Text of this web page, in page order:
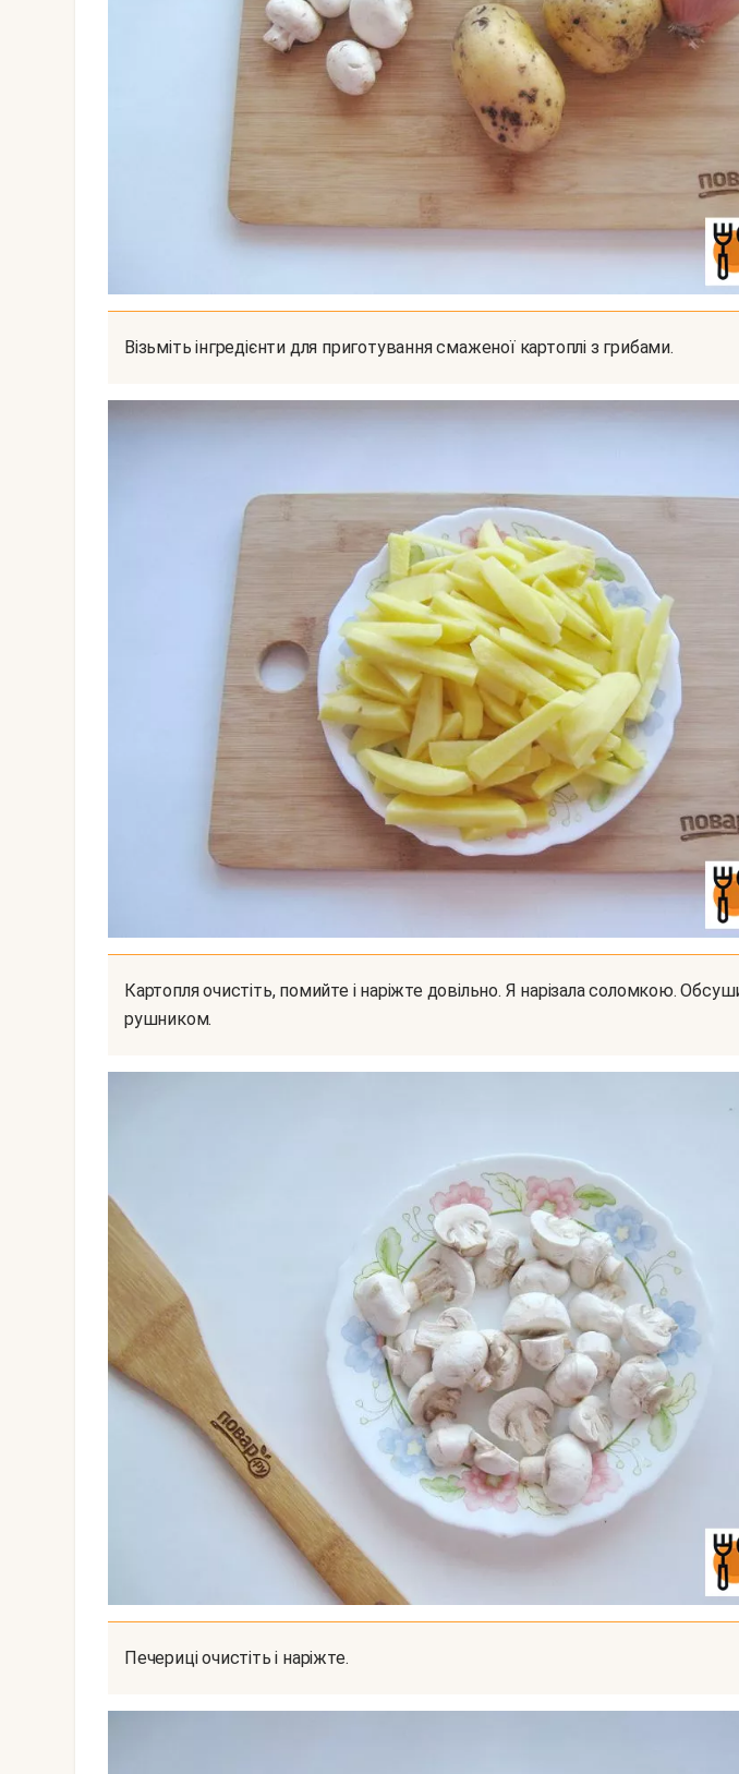
Візьміть інгредієнти для приготування смаженої картоплі з грибами.
Картопля очистіть, помийте і наріжте довільно. Я нарізала соломкою. Обсушити паперовим
рушником.
Печериці очистіть і наріжте.